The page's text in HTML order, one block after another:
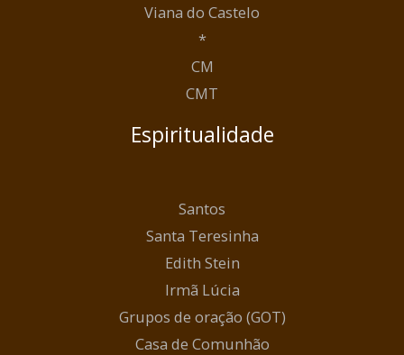
Viana do Castelo
*
CM
CMT
Espiritualidade
Santos
Santa Teresinha
Edith Stein
Irmã Lúcia
Grupos de oração (GOT)
Casa de Comunhão